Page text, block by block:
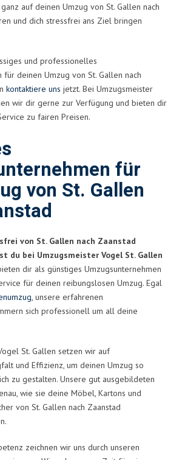
auf deinen Umzug von St. Gallen nach
und dich stressfrei ans Ziel bringen
und professionelles
für deinen Umzug von St. Gallen nach
kontaktiere uns jetzt. Bei Umzugsmeister
wir dir gerne zur Verfügung und bieten dir
zu fairen Preisen.
für
von St. Gallen
von St. Gallen nach Zaanstad
du bei Umzugsmeister Vogel St. Gallen
dir als günstiges Umzugsunternehmen
für deinen reibungslosen Umzug. Egal
, unsere erfahrenen
sich professionell um all deine
St. Gallen setzen wir auf
und Effizienz, um deinen Umzug so
zu gestalten. Unsere gut ausgebildeten
wie sie deine Möbel, Kartons und
von St. Gallen nach Zaanstad
zeichnen wir uns durch unseren